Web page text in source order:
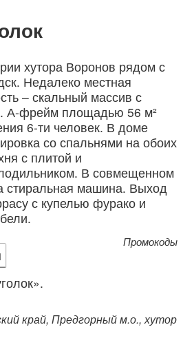
хутора Воронов рядом с
Недалеко местная
– скальный массив с
А-фрейм площадью 56 м²
6-ти человек. В доме
со спальнями на обоих
с плитой и
В совмещенном
стиральная машина. Выход
с купелью фурако и
Промокоды
край, Предгорный м.о., хутор